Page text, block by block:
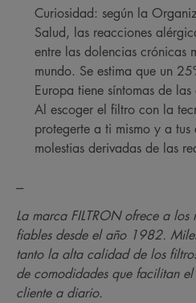
Curiosidad: según la
Salud, las reacciones
entre las dolencias crónicas
mundo. Se estima que un
Europa tiene síntomas de
Al escoger el filtro con la
protegerte a ti mismo y a tus
molestias derivadas de las
---
La marca FILTRON ofrece a
fiables desde el año 1982.
tanto la alta calidad de los
de comodidades que facilitan
cliente a diario.